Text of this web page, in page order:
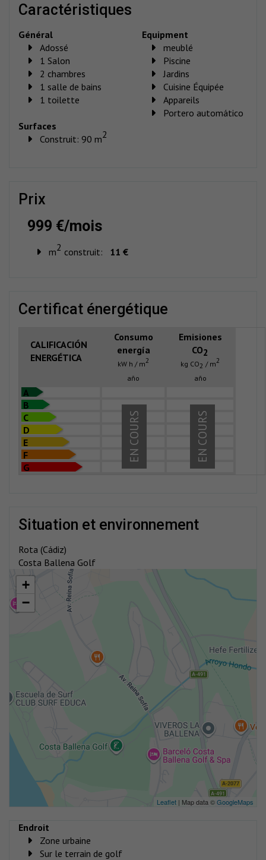
caractéristiques
Général
Adossé
1 Salon
2 chambres
1 salle de bains
1 toilette
Surfaces
Construit: 90 m2
Equipment
meublé
Piscine
Jardins
Cuisine Équipée
Appareils
Portero automático
prix
999 €/mois
m2 construit: 11 €
certificat énergétique
CALIFICACIÓN
ENERGÉTICA
Consumo
energía
kW h / m2
año
Emisiones
CO2
kg CO2 / m2
año
A
B
C
D
E
F
G
EN COURS
EN COURS
situation et environnement
Rota (Cádiz)
Costa Ballena Golf
+
−
Leaflet | Map data ©GoogleMaps
Endroit
Zone urbaine
Sur le terrain de golf